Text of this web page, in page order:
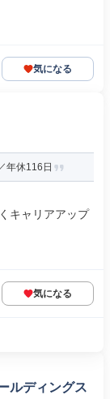
気になる
年休116日
キャリアアップ
気になる
ルディングス